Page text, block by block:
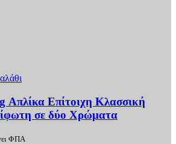
Επίτοιχη Κλασσική
σε δύο Χρώματα
ΦΠΑ